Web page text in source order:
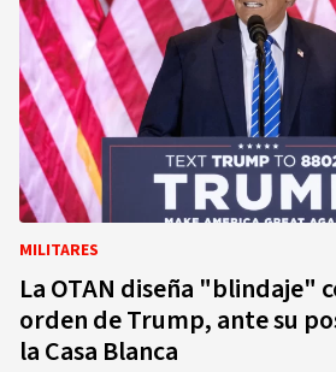
MILITARES
La OTAN diseña "blindaje"
orden de Trump, ante su
la Casa Blanca